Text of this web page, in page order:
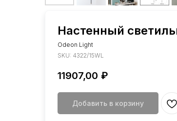
Настенный
Odeon Light
SKU: 4322/15WL
11907,00 ₽
Добавить в корзину